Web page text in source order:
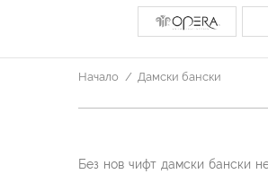
Начало Дамски бански
Без нов чифт дамски бански